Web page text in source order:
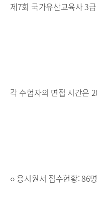
제7회 국가유산교육사 3
각 수험자의 면접 시간은
○ 응시원서 접수현황: 86